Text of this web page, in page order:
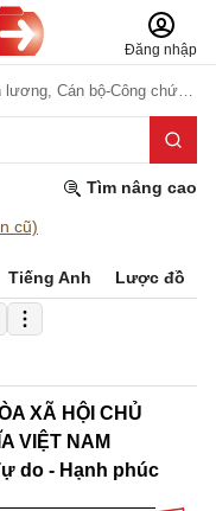
Đăng nhập
lương, Cán bộ-Công chức-Viên chức
Tìm nâng cao
cũ)
Tiếng Anh Lược đồ
XÃ HỘI CHỦ
VIỆT NAM
do - Hạnh phúc